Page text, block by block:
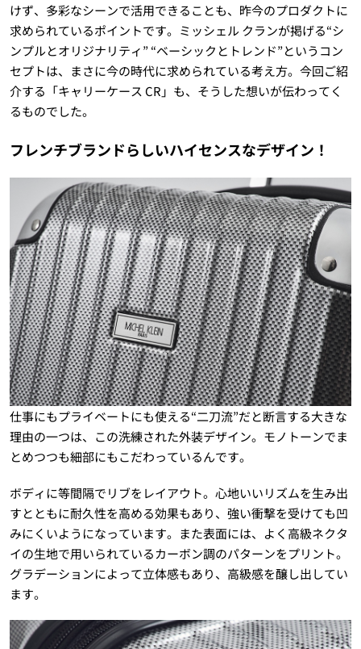
けず、多彩なシーンで活用できることも、昨今のプロダクトに
求められているポイントです。ミッシェル クランが掲げる“シ
ンプルとオリジナリティ” “ベーシックとトレンド”というコン
セプトは、まさに今の時代に求められている考え方。今回ご紹
介する「キャリーケース CR」も、そうした想いが伝わってく
るものでした。
フレンチブランドらしいハイセンスなデザイン！
仕事にもプライベートにも使える“二刀流”だと断言する大きな
理由の一つは、この洗練された外装デザイン。モノトーンでま
とめつつも細部にもこだわっているんです。
ボディに等間隔でリブをレイアウト。心地いいリズムを生み出
すとともに耐久性を高める効果もあり、強い衝撃を受けても凹
みにくいようになっています。また表面には、よく高級ネクタ
イの生地で用いられているカーボン調のパターンをプリント。
グラデーションによって立体感もあり、高級感を醸し出してい
ます。